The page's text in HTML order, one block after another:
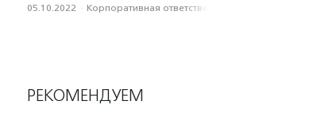
05.10.2022 · Корпоративная ответственность
РЕКОМЕНДУЕМ